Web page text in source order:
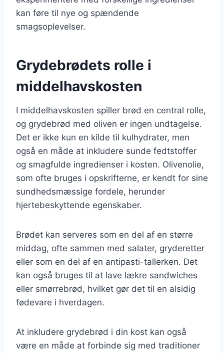
kan føre til nye og spændende
smagsoplevelser.
Grydebrødets rolle i
middelhavskosten
I middelhavskosten spiller brød en central rolle,
og grydebrød med oliven er ingen undtagelse.
Det er ikke kun en kilde til kulhydrater, men
også en måde at inkludere sunde fedtstoffer
og smagfulde ingredienser i kosten. Olivenolie,
som ofte bruges i opskrifterne, er kendt for sine
sundhedsmæssige fordele, herunder
hjertebeskyttende egenskaber.
Brødet kan serveres som en del af en større
middag, ofte sammen med salater, gryderetter
eller som en del af en antipasti-tallerken. Det
kan også bruges til at lave lækre sandwiches
eller smørrebrød, hvilket gør det til en alsidig
fødevare i hverdagen.
At inkludere grydebrød i din kost kan også
være en måde at forbinde sig med traditioner